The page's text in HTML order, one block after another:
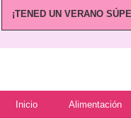
¡TENED UN VERANO
Inicio Alimentación